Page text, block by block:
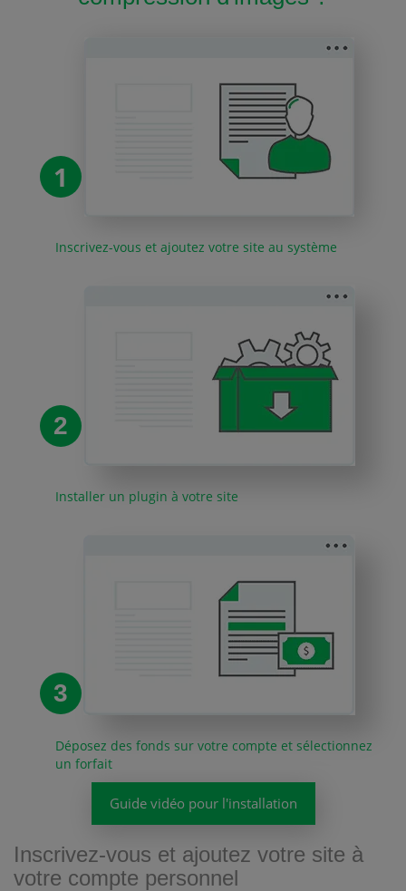
1
Inscrivez-vous et ajoutez votre site au système
2
Installer un plugin à votre site
3
Déposez des fonds sur votre compte et sélectionnez
un forfait
Guide vidéo pour l'installation
Inscrivez-vous et ajoutez votre site à
votre compte personnel